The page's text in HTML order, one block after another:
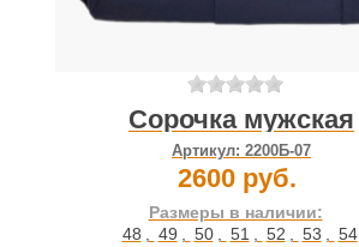
Сорочка мужская
Артикул: 2200Б-07
2600 руб.
Размеры в наличии:
48
49 50 51 52 53 54